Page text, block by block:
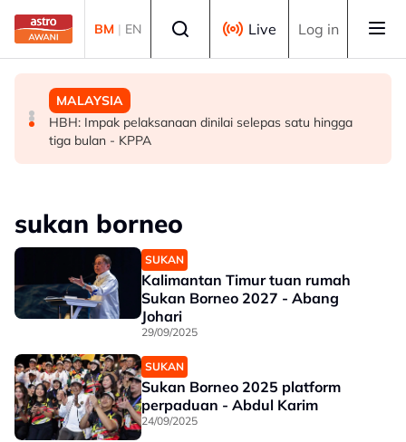
Skip to main content
BM | EN Live Log in
DUNIA
Bangunan kerajaan Jakarta ditimpa kebakaran, seorang
pekerja diselamatkan
MALAYSIA
[TERKINI] RCI Tabung Haji: Agong titah siasatan hingga
ke lubang cacing, kawalan sempadan diperkukuh
MALAYSIA
HBH: Impak pelaksanaan dinilai selepas satu hingga
tiga bulan - KPPA
sukan borneo
SUKAN
Kalimantan Timur tuan rumah
Sukan Borneo 2027 - Abang
Johari
29/09/2025
SUKAN
Sukan Borneo 2025 platform
perpaduan - Abdul Karim
24/09/2025